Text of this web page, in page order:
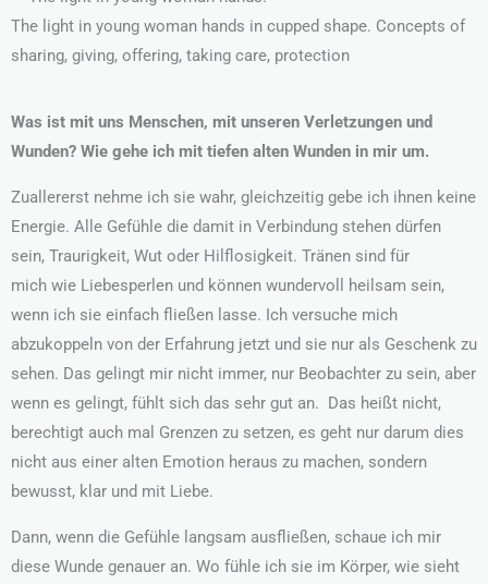
The light in young woman hands in cupped shape. Concepts of
sharing, giving, offering, taking care, protection
Was ist mit uns Menschen, mit unseren Verletzungen und
Wunden? Wie gehe ich mit tiefen alten Wunden in mir um.
Zuallererst nehme ich sie wahr, gleichzeitig gebe ich ihnen keine
Energie. Alle Gefühle die damit in Verbindung stehen dürfen
sein, Traurigkeit, Wut oder Hilflosigkeit. Tränen sind für
mich wie Liebesperlen und können wundervoll heilsam sein,
wenn ich sie einfach fließen lasse. Ich versuche mich
abzukoppeln von der Erfahrung jetzt und sie nur als Geschenk zu
sehen. Das gelingt mir nicht immer, nur Beobachter zu sein, aber
wenn es gelingt, fühlt sich das sehr gut an. Das heißt nicht,
berechtigt auch mal Grenzen zu setzen, es geht nur darum dies
nicht aus einer alten Emotion heraus zu machen, sondern
bewusst, klar und mit Liebe.
Dann, wenn die Gefühle langsam ausfließen, schaue ich mir
diese Wunde genauer an. Wo fühle ich sie im Körper, wie sieht